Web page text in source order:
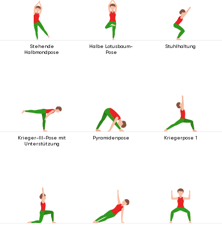
Stehende
Halbmondpose
Halbe Lotusbaum-
Pose
Stuhlhaltung
Krieger-III-Pose mit
Unterstützung
Pyramidenpose Kriegerpose 1